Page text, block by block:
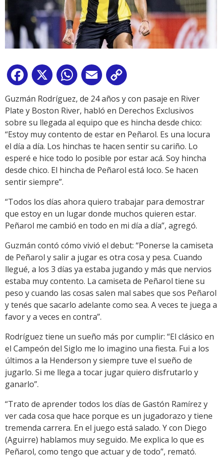
Facebook
X WhatsApp
Email
Link
Guzmán Rodríguez, de 24 años y con pasaje en River
Plate y Boston River, habló en Derechos Exclusivos
sobre su llegada al equipo que es hincha desde chico:
“Estoy muy contento de estar en Peñarol. Es una locura
el día a día. Los hinchas te hacen sentir su cariño. Lo
esperé e hice todo lo posible por estar acá. Soy hincha
desde chico. El hincha de Peñarol está loco. Se hacen
sentir siempre”.
“Todos los días ahora quiero trabajar para demostrar
que estoy en un lugar donde muchos quieren estar.
Peñarol me cambió en todo en mi día a día”, agregó.
Guzmán contó cómo vivió el debut: “Ponerse la camiseta
de Peñarol y salir a jugar es otra cosa y pesa. Cuando
llegué, a los 3 días ya estaba jugando y más que nervios
estaba muy contento. La camiseta de Peñarol tiene su
peso y cuando las cosas salen mal sabes que sos Peñarol
y tenés que sacarlo adelante como sea. A veces te juega a
favor y a veces en contra”.
Rodríguez tiene un sueño más por cumplir: “El clásico en
el Campeón del Siglo me lo imagino una fiesta. Fui a los
últimos a la Henderson y siempre tuve el sueño de
jugarlo. Si me llega a tocar jugar quiero disfrutarlo y
ganarlo”.
“Trato de aprender todos los días de Gastón Ramírez y
ver cada cosa que hace porque es un jugadorazo y tiene
tremenda carrera. En el juego está salado. Y con Diego
(Aguirre) hablamos muy seguido. Me explica lo que es
Peñarol, como tengo que actuar y de todo”, remató.